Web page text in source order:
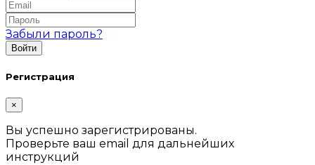
Забыли пароль?
Регистрация
×
Вы успешно зарегистрированы.
Проверьте ваш email для дальнейших
инструкций